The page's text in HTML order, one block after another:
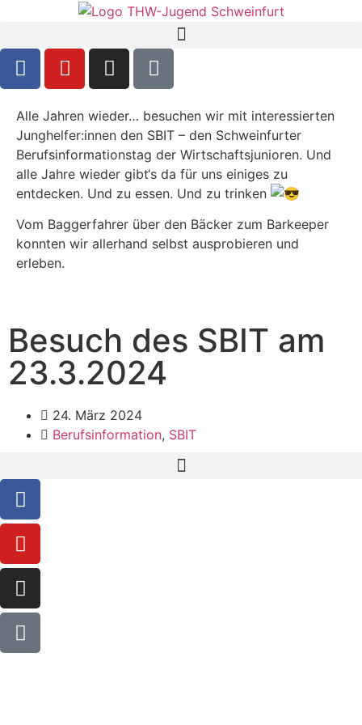
Alle Jahren wieder… besuchen wir mit interessierten
Junghelfer:innen den SBIT – den Schweinfurter
Berufsinformationstag der Wirtschaftsjunioren. Und
alle Jahre wieder gibt‘s da für uns einiges zu
entdecken. Und zu essen. Und zu trinken
Vom Baggerfahrer über den Bäcker zum Barkeeper
konnten wir allerhand selbst ausprobieren und
erleben.
Besuch des SBIT am
23.3.2024
24. März 2024
Berufsinformation, SBIT